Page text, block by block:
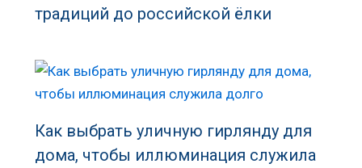
традиций до российской ёлки
Как выбрать уличную гирлянду для
дома, чтобы иллюминация служила